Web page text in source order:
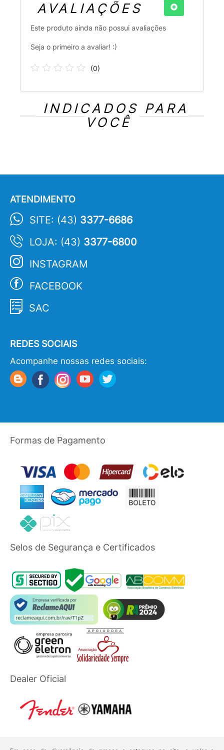
AVALIAÇÕES
Este produto ainda não possui avaliações
Seja o primeiro a avaliar! :)
(0)
INDICADOS PARA
VOCÊ
ATENDIMENTO
SITE: (43) 3377-6686
LOJA: (43) 3377-6800
INSTAGRAM
FACEBOOK
SAC
REDES SOCIAIS
Acompanhe nossas redes sociais:
Formas de Pagamento
Selos de Segurança e Certificados
Dealer Oficial